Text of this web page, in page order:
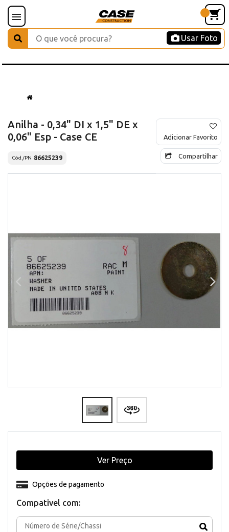
Usar Foto
Anilha - 0,34" DI x 1,5" DE x
0,06" Esp - Case CE
Cód./PN 86625239
Adicionar Favorito
Compartilhar
Compativel com:
Opções de pagamento
Ver Preço